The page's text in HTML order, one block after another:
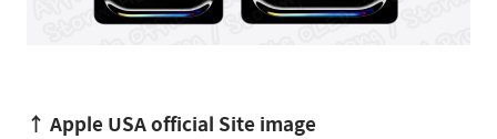
↑ Apple USA official Site image